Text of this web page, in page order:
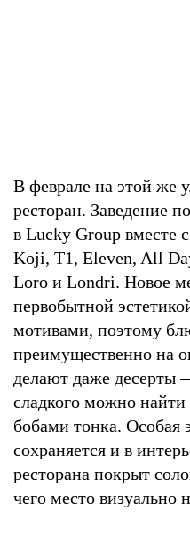
В феврале на этой же
ресторан. Заведение
в Lucky Group вместе
Koji, T1, Eleven, All
Loro и Londri. Новое
первобытной
мотивами, поэтому
преимущественно на
делают даже десерты
сладкого можно
бобами тонка. Особая
сохраняется и в
ресторана покрыт
чего место